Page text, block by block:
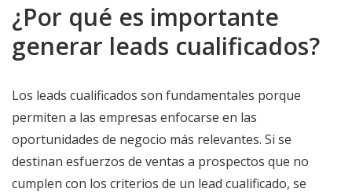
¿Por qué es importante
generar leads cualificados?
Los leads cualificados son fundamentales porque
permiten a las empresas enfocarse en las
oportunidades de negocio más relevantes. Si se
destinan esfuerzos de ventas a prospectos que no
cumplen con los criterios de un lead cualificado, se